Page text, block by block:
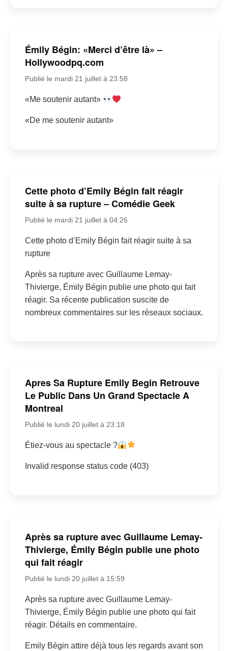
Émily Bégin: «Merci d’être là» –
Hollywoodpq.com
Publié le mardi 21 juillet à 23:58
«Me soutenir autant»
«De me soutenir autant»
Cette photo d’Emily Bégin fait réagir
suite à sa rupture – Comédie Geek
Publié le mardi 21 juillet à 04:26
Cette photo d’Emily Bégin fait réagir suite à sa
rupture
Après sa rupture avec Guillaume Lemay-
Thivierge, Émily Bégin publie une photo qui fait
réagir. Sa récente publication suscite de
nombreux commentaires sur les réseaux sociaux.
Apres Sa Rupture Emily Begin Retrouve
Le Public Dans Un Grand Spectacle A
Montreal
Publié le lundi 20 juillet à 23:18
Étiez-vous au spectacle ?
Invalid response status code (403)
Après sa rupture avec Guillaume Lemay-
Thivierge, Émily Bégin publie une photo
qui fait réagir
Publié le lundi 20 juillet à 15:59
Après sa rupture avec Guillaume Lemay-
Thivierge, Émily Bégin publie une photo qui fait
réagir. Détails en commentaire.
Emily Bégin attire déjà tous les regards avant son